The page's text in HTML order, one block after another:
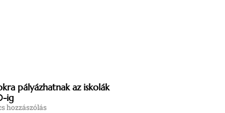
pályázhatnak az iskolák
ig
hozzászólás